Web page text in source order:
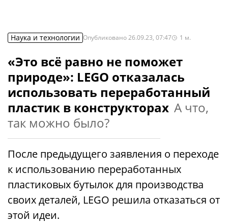
Наука и технологии Опубликовано26.09.23, 07:47 1 м.
«Это всё равно не поможет
природе»: LEGO отказалась
использовать переработанный
пластик в конструкторах А что,
так можно было?
После предыдущего заявления о переходе
к использованию переработанных
пластиковых бутылок для производства
своих деталей, LEGO решила отказаться от
этой идеи.